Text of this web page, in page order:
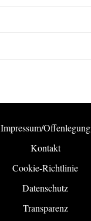
Impressum/Offenlegung
Kontakt
Cookie-Richtlinie
Datenschutz
Transparenz